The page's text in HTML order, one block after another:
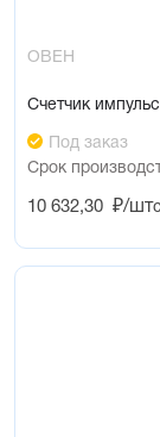
ОВЕН
Счетчик
Под заказ
Срок
10 632,30 ₽/шт